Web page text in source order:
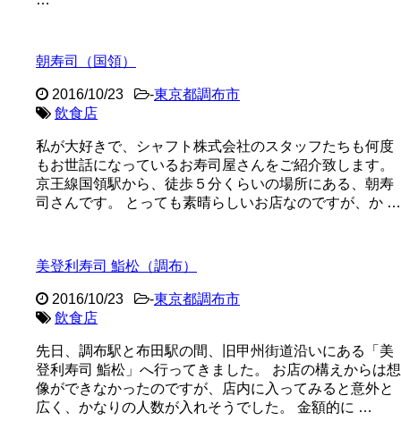
朝寿司（国領）
2016/10/23 -東京都調布市
飲食店
私が大好きで、シャフト株式会社のスタッフたちも何度
もお世話になっているお寿司屋さんをご紹介致します。
京王線国領駅から、徒歩５分くらいの場所にある、朝寿
司さんです。 とっても素晴らしいお店なのですが、か …
美登利寿司 鮨松（調布）
2016/10/23 -東京都調布市
飲食店
先日、調布駅と布田駅の間、旧甲州街道沿いにある「美
登利寿司 鮨松」へ行ってきました。 お店の構えからは想
像ができなかったのですが、店内に入ってみると意外と
広く、かなりの人数が入れそうでした。 金額的に …